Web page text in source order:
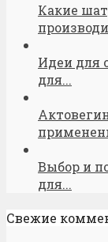
Какие
Идеи для
для...
Выбор и
для...
Свежие